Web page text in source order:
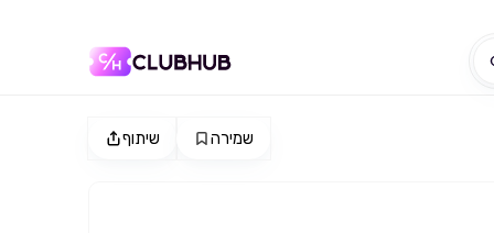
שיתוף שמירה